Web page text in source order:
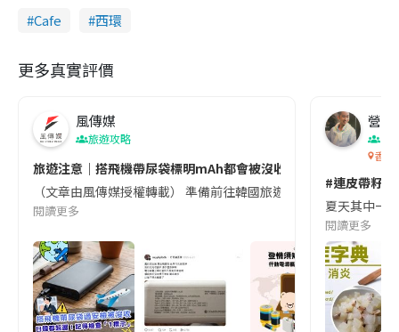
Cafe
西環
更多真實評價
風傳媒
旅遊攻略
旅遊注意｜搭飛機帶尿袋標明mAh都會被沒收😱出發前切記檢查
（文章由風傳媒授權轉載） 準備前往韓國旅遊的民眾，近期要
閱讀更多
營養
香港
#連皮帶籽
夏天其中一
閱讀更多